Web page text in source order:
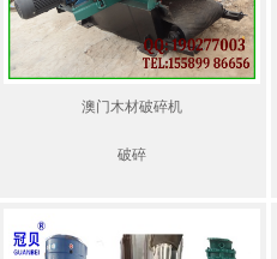
澳门木材破碎机
破碎